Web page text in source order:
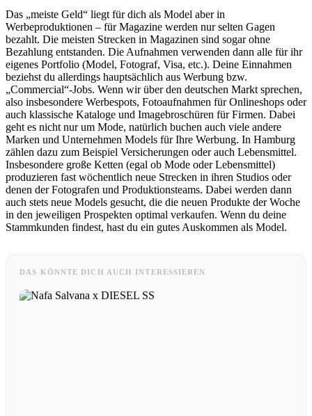
Das „meiste Geld“ liegt für dich als Model aber in
Werbeproduktionen – für Magazine werden nur selten Gagen
bezahlt. Die meisten Strecken in Magazinen sind sogar ohne
Bezahlung entstanden. Die Aufnahmen verwenden dann alle für ihr
eigenes Portfolio (Model, Fotograf, Visa, etc.). Deine Einnahmen
beziehst du allerdings hauptsächlich aus Werbung bzw.
„Commercial“-Jobs. Wenn wir über den deutschen Markt sprechen,
also insbesondere Werbespots, Fotoaufnahmen für Onlineshops oder
auch klassische Kataloge und Imagebroschüren für Firmen. Dabei
geht es nicht nur um Mode, natürlich buchen auch viele andere
Marken und Unternehmen Models für Ihre Werbung. In Hamburg
zählen dazu zum Beispiel Versicherungen oder auch Lebensmittel.
Insbesondere große Ketten (egal ob Mode oder Lebensmittel)
produzieren fast wöchentlich neue Strecken in ihren Studios oder
denen der Fotografen und Produktionsteams. Dabei werden dann
auch stets neue Models gesucht, die die neuen Produkte der Woche
in den jeweiligen Prospekten optimal verkaufen. Wenn du deine
Stammkunden findest, hast du ein gutes Auskommen als Model.
DAS KÖNNTE DICH AUCH INTERESSIEREN